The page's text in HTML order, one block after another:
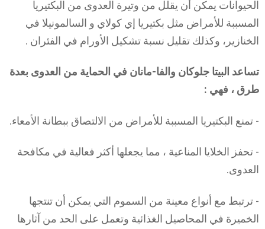
الحيوانات يمكن أن يقلل من وتيرة العدوى من البكتيريا
المسببة للأمراض مثل بكتيريا إي كولاي و السالمونيلا في
الخنازير، وكذلك تقليل نسبة تشكيل الأورام في الفئران .
تساعد البيتا جلوكان والفا-مانان في الحماية من العدوى بعدة
طرق ، فهي :
- تمنع البكتيريا المسببة للأمراض من الالتصاق ببطانة الأمعاء.
- تحفز الخلايا المناعية ، مما يجعلها أكثر فعالية في مكافحة
العدوى.
- ترتبط مع أنواع معينة من السموم التي يمكن أن تنتجها
الخميرة في المحاصيل الغذائية وتعمل على الحد من آثارها